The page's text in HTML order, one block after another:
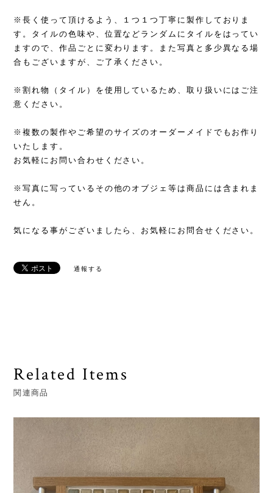
※長く使って頂けるよう、１つ１つ丁寧に製作しておりま
す。タイルの色味や、位置などランダムにタイルをはってい
ますので、作品ごとに変わります。また写真と多少異なる場
合もございますが、ご了承ください。
※割れ物（タイル）を使用しているため、取り扱いにはご注
意ください。
※複数の製作やご希望のサイズのオーダーメイドでもお作り
いたします。
お気軽にお問い合わせください。
※写真に写っているその他のオブジェ等は商品には含まれま
せん。
気になる事がございましたら、お気軽にお問合せください。
通報する
Related Items
関連商品